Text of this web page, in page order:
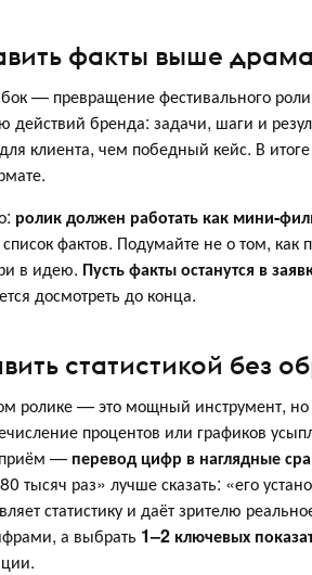
факты выше
— превращение фестивального
бренда: задачи, шаги и
клиента, чем победный кейс. В
ролик должен работать как мини-
фактов. Подумайте не о том, как
в идею. Пусть факты останутся в
досмотреть до конца.
статистикой без
ролике — это мощный инструмент, но
процентов или графиков
— перевод цифр в наглядные
тысяч раз» лучше сказать: «его
статистику и даёт зрителю
а выбрать 1–2 ключевых